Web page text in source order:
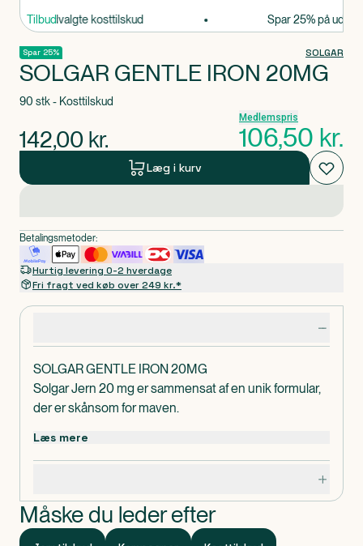
Tilbud
på udvalgte kosttilskud Spar 25% på
SOLGAR GENTLE IRON 20MG
Solgar Jern 20 mg er sammensat af en unik formular,
der er skånsom for maven.
energistofskifte, normal funktion af immunforsvaret,
normal ilttransport i kroppen, normal dannelse af røde
Jern bidrager til at mindske træthed og udmattelse.
De vegetabilske kapsler er velegnet til veganere.
Læs mere
Måske du leder efter
Spar 25% SOLGAR
SOLGAR GENTLE IRON 20MG
90 stk - Kosttilskud
142,00 kr.
Medlemspris
106,50 kr.
Læg i kurv
Betalingsmetoder:
Hurtig levering 0-2 hverdage
Fri fragt ved køb over 249 kr.*